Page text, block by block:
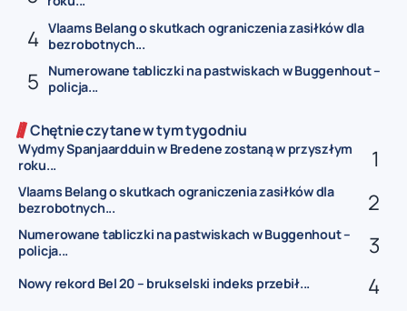
Vlaams Belang o skutkach ograniczenia zasiłków dla
bezrobotnych...
Numerowane tabliczki na pastwiskach w Buggenhout –
policja...
Chętnie czytane w tym tygodniu
Wydmy Spanjaardduin w Bredene zostaną w przyszłym
roku...
Vlaams Belang o skutkach ograniczenia zasiłków dla
bezrobotnych...
Numerowane tabliczki na pastwiskach w Buggenhout –
policja...
Nowy rekord Bel 20 – brukselski indeks przebił...